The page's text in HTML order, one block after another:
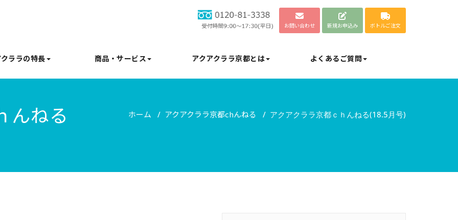
お問い合わせ 新規お申込み ボトルご注文
ララの特長 商品・サービス アクアクララ京都とは よくあるご質問
んねる ホーム / アクアクララ京都chんねる / アクアクララ京都ｃｈんねる(18.5月号)